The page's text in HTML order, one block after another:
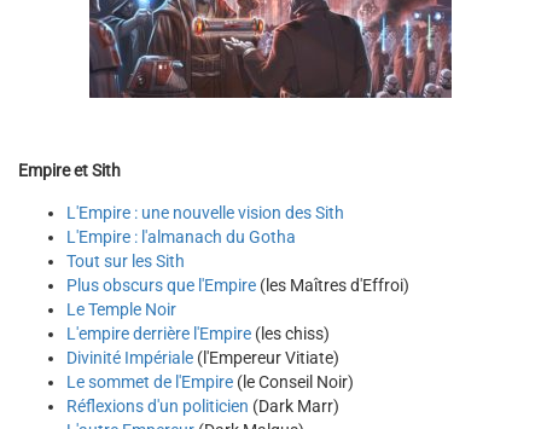
Empire et Sith
L'Empire : une nouvelle vision des Sith
L'Empire : l'almanach du Gotha
Tout sur les Sith
Plus obscurs que l'Empire (les Maîtres d'Effroi)
Le Temple Noir
L'empire derrière l'Empire (les chiss)
Divinité Impériale (l'Empereur Vitiate)
Le sommet de l'Empire (le Conseil Noir)
Réflexions d'un politicien (Dark Marr)